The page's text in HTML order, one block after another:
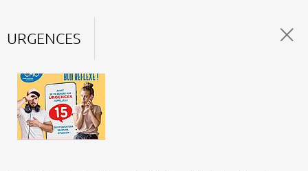
URGENCES